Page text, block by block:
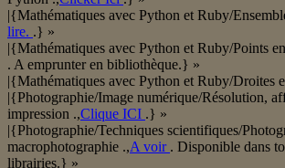
|{Mathématiques avec Python et Ruby/
lire. .} »
|{Mathématiques avec Python et Ruby/Points
. A emprunter en bibliothèque.} »
|{Mathématiques avec Python et Ruby/Droites
|{Photographie/Image numérique/Résolution,
impression .,Clique ICI .} »
|{Photographie/Techniques scientifiques/
macrophotographie .,A voir . Disponible dans
librairies.} »